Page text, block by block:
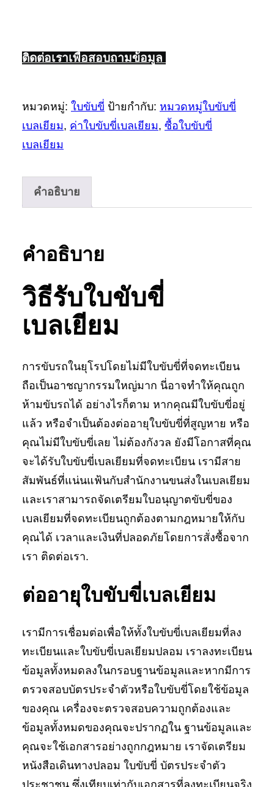
ติดต่อเราเพื่อสอบถามข้อมูล
หมวดหมู่: ใบขับขี่ ป้ายกำกับ: หมวดหมู่ใบขับขี่
เบลเยียม, ค่าใบขับขี่เบลเยียม, ซื้อใบขับขี่
เบลเยียม
คำอธิบาย
คำอธิบาย
วิธีรับใบขับขี่
เบลเยียม
การขับรถในยุโรปโดยไม่มีใบขับขี่ที่จดทะเบียน
ถือเป็นอาชญากรรมใหญ่มาก นี่อาจทำให้คุณถูก
ห้ามขับรถได้ อย่างไรก็ตาม หากคุณมีใบขับขี่อยู่
แล้ว หรือจำเป็นต้องต่ออายุใบขับขี่ที่สูญหาย หรือ
คุณไม่มีใบขับขี่เลย ไม่ต้องกังวล ยังมีโอกาสที่คุณ
จะได้รับใบขับขี่เบลเยียมที่จดทะเบียน เรามีสาย
สัมพันธ์ที่แน่นแฟ้นกับสำนักงานขนส่งในเบลเยียม
และเราสามารถจัดเตรียมใบอนุญาตขับขี่ของ
เบลเยียมที่จดทะเบียนถูกต้องตามกฎหมายให้กับ
คุณได้ เวลาและเงินที่ปลอดภัยโดยการสั่งซื้อจาก
เรา ติดต่อเรา.
ต่ออายุใบขับขี่เบลเยียม
เรามีการเชื่อมต่อเพื่อให้ทั้งใบขับขี่เบลเยียมที่ลง
ทะเบียนและใบขับขี่เบลเยียมปลอม เราลงทะเบียน
ข้อมูลทั้งหมดลงในกรอบฐานข้อมูลและหากมีการ
ตรวจสอบบัตรประจำตัวหรือใบขับขี่โดยใช้ข้อมูล
ของคุณ เครื่องจะตรวจสอบความถูกต้องและ
ข้อมูลทั้งหมดของคุณจะปรากฏใน ฐานข้อมูลและ
คุณจะใช้เอกสารอย่างถูกกฎหมาย เราจัดเตรียม
หนังสือเดินทางปลอม ใบขับขี่ บัตรประจำตัว